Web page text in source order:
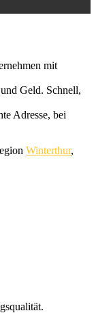
mit
Geld. Schnell,
Adresse, bei
Winterthur,